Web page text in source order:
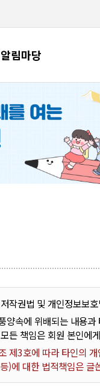
알림마당
작권법 및 개인정보보
양속에 위배되는 내용
든 책임은 회원 본인에
제3호에 따라 타인의
)에 대한 법적책임은 글